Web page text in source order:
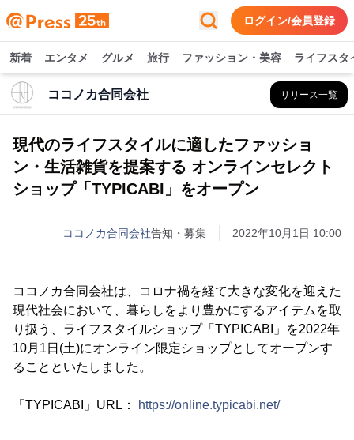
ログイン/会員登録
新着 エンタメ グルメ 旅行 ファッション・美容 ライフスタ
ココノカ合同会社 リリース一覧
現代のライフスタイルに適したファッショ
ン・生活雑貨を提案する オンラインセレクト
ショップ「TYPICABI」をオープン
ココノカ合同会社告知・募集 2022年10月1日 10:00
ココノカ合同会社は、コロナ禍を経て大きな変化を迎えた
現代社会において、暮らしをより豊かにするアイテムを取
り扱う、ライフスタイルショップ「TYPICABI」を2022年
10月1日(土)にオンライン限定ショップとしてオープンす
ることといたしました。
「TYPICABI」URL： https://online.typicabi.net/